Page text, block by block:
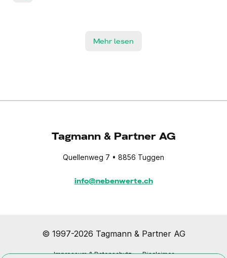
Mehr lesen
Tagmann & Partner AG
Quellenweg 7 • 8856 Tuggen
info@nebenwerte.ch
© 1997-2026 Tagmann & Partner AG
Impressum & Datenschutz Disclaimer